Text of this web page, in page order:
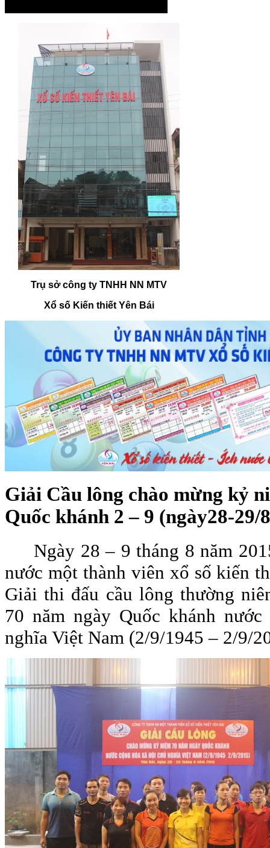
Trụ sở công ty TNHH NN MTV
Xổ số Kiến thiết Yên Bái
Giải Cầu lông chào mừng kỷ
Quốc khánh 2 – 9 (ngày28-29/
Ngày 28 – 9 tháng 8 năm
nước một thành viên xổ số kiến
Giải thi đấu cầu lông thường
70 năm ngày Quốc khánh
nghĩa Việt Nam (2/9/1945 – 2/9/